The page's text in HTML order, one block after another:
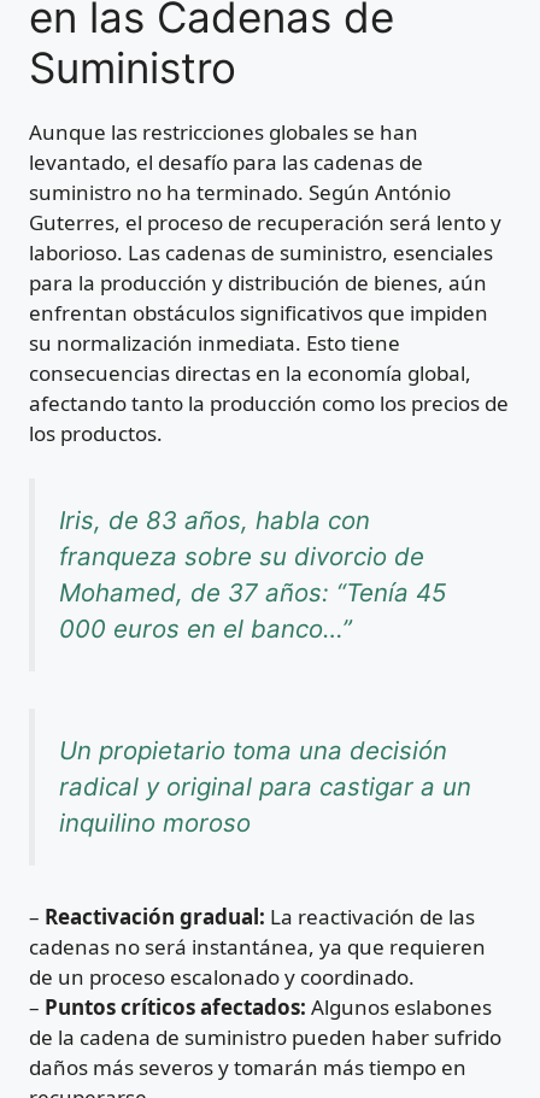
en las Cadenas de
Suministro
Aunque las restricciones globales se han
levantado, el desafío para las cadenas de
suministro no ha terminado. Según António
Guterres, el proceso de recuperación será lento y
laborioso. Las cadenas de suministro, esenciales
para la producción y distribución de bienes, aún
enfrentan obstáculos significativos que impiden
su normalización inmediata. Esto tiene
consecuencias directas en la economía global,
afectando tanto la producción como los precios de
los productos.
Iris, de 83 años, habla con
franqueza sobre su divorcio de
Mohamed, de 37 años: “Tenía 45
000 euros en el banco…”
Un propietario toma una decisión
radical y original para castigar a un
inquilino moroso
– Reactivación gradual: La reactivación de las
cadenas no será instantánea, ya que requieren
de un proceso escalonado y coordinado.
– Puntos críticos afectados: Algunos eslabones
de la cadena de suministro pueden haber sufrido
daños más severos y tomarán más tiempo en